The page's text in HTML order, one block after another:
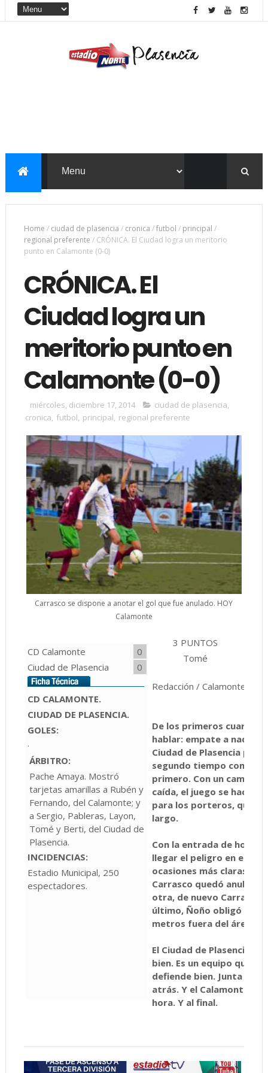
Home / ciudad de plasencia / cronica /futbol / principal /
regional preferente / CRÓNICA. El Ciudad logra un meritorio
punto en Calamonte (0-0)
CRÓNICA. El
Ciudad logra un
meritorio punto en
Calamonte (0-0)
miércoles, diciembre 17, 2014 ciudad de plasencia,
cronica, futbol, principal, regional preferente
Carrasco se dispone a anotar el gol que fue anulado. HOY
Calamonte
CD Calamonte
0
Ciudad de Plasencia
0
CD CALAMONTE.
CIUDAD DE PLASENCIA.
GOLES:
.
ÁRBITRO:
Pache Amaya. Mostró
tarjetas amarillas a Rubén y
Fernando, del Calamonte; y
a Sergio, Pableras, Layon,
Tomé y Berti, del Ciudad de
Plasencia.
INCIDENCIAS:
Estadio Municipal, 250
espectadores.
3 PUNTOS
Tomé
Redacción / Calamonte
De los primeros
hablar: empate a nada.
Ciudad de Plasencia
segundo tiempo
primero. Con un campo
caída, el juego se hacía
para los porteros, que
largo.
Con la entrada de
llegar el peligro en el
ocasiones más claras
Carrasco quedó anulado
otra, de nuevo Carrasco
último, Ñoño obligó al
metros fuera del área.
El Ciudad de Plasencia
bien. Es un equipo que
defiende bien. Junta las
atrás. Y el Calamonte
hora. Y al final.